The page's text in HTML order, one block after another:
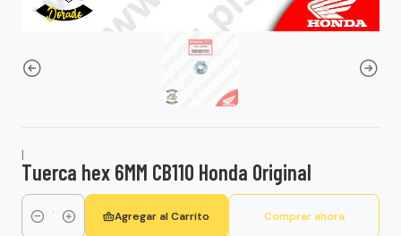
|
Tuerca hex 6MM CB110 Honda Original
Cantidad
Agregar al Carrito Comprar ahora